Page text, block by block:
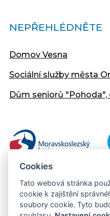
NEPŘEHLÉDNĚTE
Domov Vesna
Sociální služby města
Dům seniorů "Pohoda",
Cookies
Tato webová stránka
cookie k zajištění
soubory cookie. Tyto